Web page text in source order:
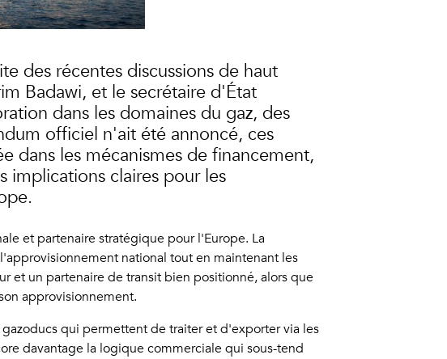
des récentes discussions de haut
Badawi, et le secrétaire d'État
dans les domaines du gaz, des
officiel n'ait été annoncé, ces
dans les mécanismes de financement,
implications claires pour les
et partenaire stratégique pour l'Europe. La
national tout en maintenant les
et un partenaire de transit bien positionné, alors que
approvisionnement.
qui permettent de traiter et d'exporter via les
davantage la logique commerciale qui sous-tend